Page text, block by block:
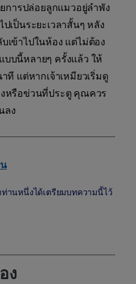
ยการปล่อยลูกแมวอยู่ลำพัง
เป็นระยะเวลาสั้นๆ หลัง
เข้าไปในห้อง แต่ไม่ต้อง
บบนี้หลายๆ ครั้งแล้ว ให้
ที แต่หากเจ้าเหมียวเริ่มดู
งหรือข่วนที่ประตู คุณควร
ลง
ท่านหนึ่งได้เตรียมบทความนี้ไว้
ง